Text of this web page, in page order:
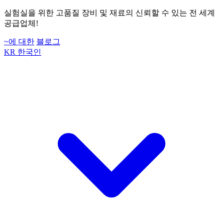
실험실을 위한 고품질 장비 및 재료의 신뢰할 수 있는 전 세계
공급업체!
~에 대한 블로그
KR 한국인